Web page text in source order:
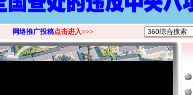
网络推广投稿点击进入>>>